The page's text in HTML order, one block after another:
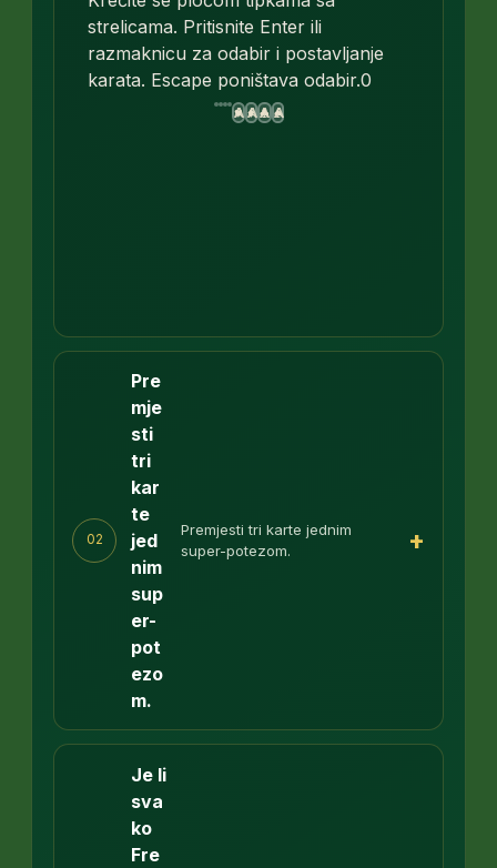
strelicama. Pritisnite Enter ili
razmaknicu za odabir i postavljanje
karata. Escape poništava odabir.0
A
♥ A
♦ A
♣ A
♠
02
Pre
mje
sti
tri
kar
te
jed
nim
sup
er-
pot
ezo
m.
Premjesti tri karte jednim
super-potezom.
+
Je li
sva
ko
Fre